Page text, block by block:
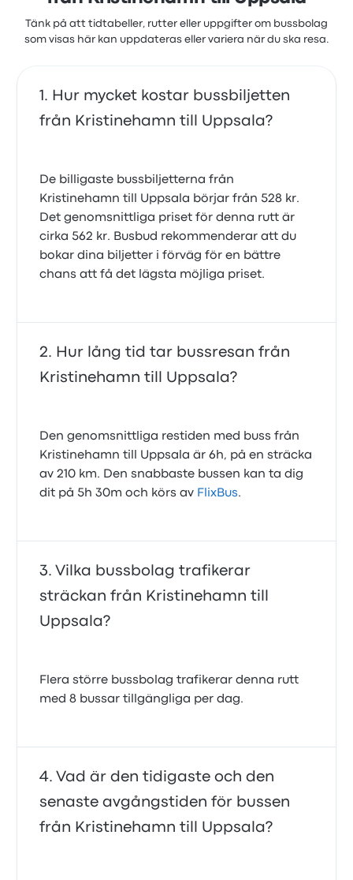
Tänk på att tidtabeller, rutter eller uppgifter om bussbolag
som visas här kan uppdateras eller variera när du ska resa.
Hur mycket kostar bussbiljetten
från Kristinehamn till Uppsala?
De billigaste bussbiljetterna från
Kristinehamn till Uppsala börjar från 528 kr.
Det genomsnittliga priset för denna rutt är
cirka 562 kr. Busbud rekommenderar att du
bokar dina biljetter i förväg för en bättre
chans att få det lägsta möjliga priset.
Hur lång tid tar bussresan från
Kristinehamn till Uppsala?
Den genomsnittliga restiden med buss från
Kristinehamn till Uppsala är 6h, på en sträcka
av 210 km. Den snabbaste bussen kan ta dig
dit på 5h 30m och körs av FlixBus.
Vilka bussbolag trafikerar
sträckan från Kristinehamn till
Uppsala?
Flera större bussbolag trafikerar denna rutt
med 8 bussar tillgängliga per dag.
Vad är den tidigaste och den
senaste avgångstiden för bussen
från Kristinehamn till Uppsala?